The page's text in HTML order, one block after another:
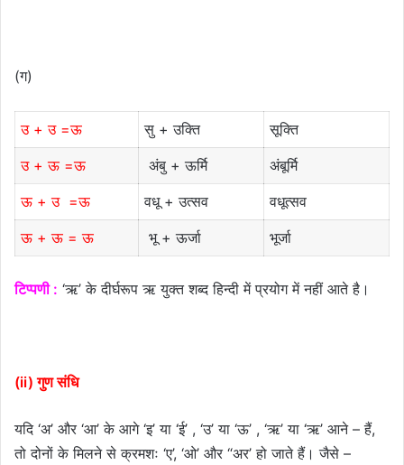
(ग)
उ + उ =ऊ सु + उक्ति
सूक्ति
उ + ऊ =ऊ
अंबु + ऊर्मि
अंबूर्मि
ऊ + उ =ऊ
वधू + उत्सव
वधूत्सव
ऊ + ऊ = ऊ
भू + ऊर्जा भूर्जा
टिप्पणी : ‘ऋ’ के दीर्घरूप ऋ युक्त शब्द हिन्दी में प्रयोग में नहीं आते है।
(ii) गुण संधि
यदि ‘अ’ और ‘आ’ के आगे ‘इ’ या ‘ई’ , ‘उ’ या ‘ऊ’ , ‘ऋ’ या ‘ऋ’ आने – हैं,
तो दोनों के मिलने से क्रमशः ‘ए’, ‘ओ’ और “अर’ हो जाते हैं। जैसे –